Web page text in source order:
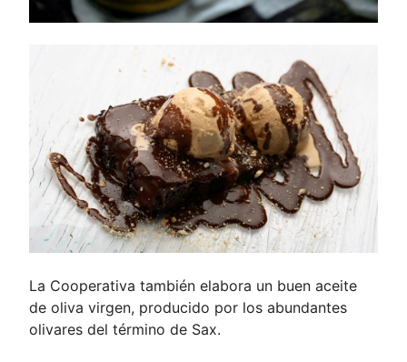
La Cooperativa también elabora un buen aceite
de oliva virgen, producido por los abundantes
olivares del término de Sax.